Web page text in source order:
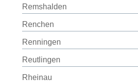
Remshalden
Renchen
Renningen
Reutlingen
Rheinau